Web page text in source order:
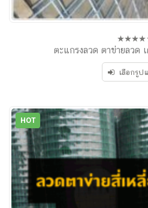
0
5
ตะแกรงลวด ตาข่ายลวด
เลือกรูป
HOT